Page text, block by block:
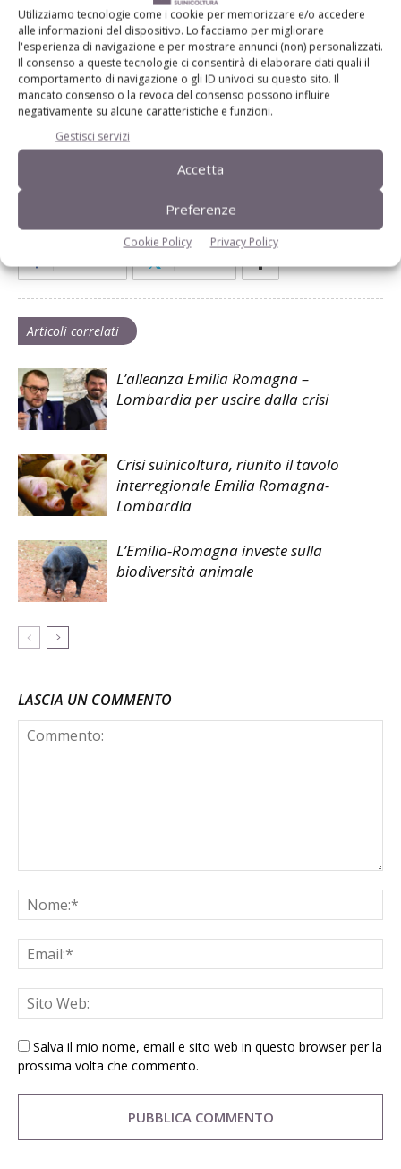
Utilizziamo tecnologie come i cookie per memorizzare e/o accedere
alle informazioni del dispositivo. Lo facciamo per migliorare
l'esperienza di navigazione e per mostrare annunci (non) personalizzati.
Il consenso a queste tecnologie ci consentirà di elaborare dati quali il
comportamento di navigazione o gli ID univoci su questo sito. Il
mancato consenso o la revoca del consenso possono influire
negativamente su alcune caratteristiche e funzioni.
Gestisci servizi
Accetta
Preferenze
Cookie Policy Privacy Policy
Visualizza l'intero articolo pubblicato sulla Rivista di
Suinicoltura n. 5/2015
TAG Emilia-Romagna Herpesvirus
malattia di Aujeszky
scrofette
Articoli correlati
L’alleanza Emilia Romagna –
Lombardia per uscire dalla crisi
Crisi suinicoltura, riunito il tavolo
interregionale Emilia Romagna-
Lombardia
L’Emilia-Romagna investe sulla
biodiversità animale
LASCIA UN COMMENTO
Salva il mio nome, email e sito web in questo browser per la
prossima volta che commento.